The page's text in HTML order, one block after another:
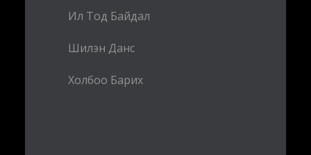
Ил Тод Байдал
Шилэн Данс
Холбоо Барих